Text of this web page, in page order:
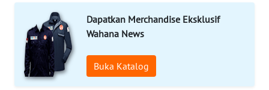
Dapatkan Merchandise Eksklusif
Wahana News
Buka Katalog
WATCH
MKLI
LPKKI